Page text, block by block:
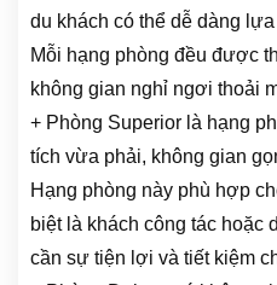
du khách có thể dễ dàng
Mỗi hạng phòng đều được
không gian nghỉ ngơi thoải
+ Phòng Superior là hạng
tích vừa phải, không gian
Hạng phòng này phù hợp
biệt là khách công tác hoặc
cần sự tiện lợi và tiết kiệm